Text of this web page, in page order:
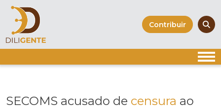
Skip
content
Contribuir
SECOMS acusado de censura ao